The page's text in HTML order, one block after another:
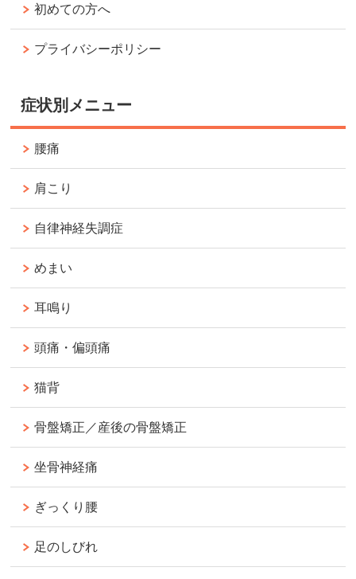
初めての方へ
プライバシーポリシー
症状別メニュー
腰痛
肩こり
自律神経失調症
めまい
耳鳴り
頭痛・偏頭痛
猫背
骨盤矯正／産後の骨盤矯正
坐骨神経痛
ぎっくり腰
足のしびれ